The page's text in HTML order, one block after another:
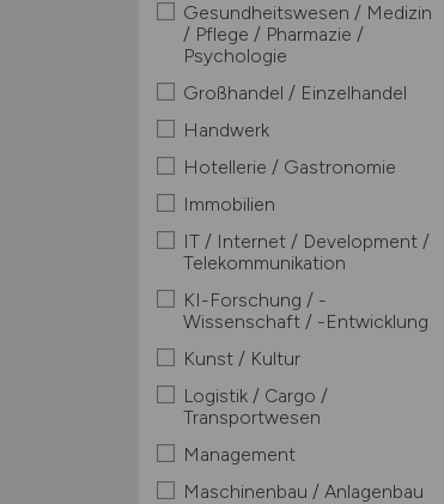
Gesundheitswesen / Medizin
/ Pflege / Pharmazie /
Psychologie
Großhandel / Einzelhandel
Handwerk
Hotellerie / Gastronomie
Immobilien
IT / Internet / Development /
Telekommunikation
KI-Forschung / -
Wissenschaft / -Entwicklung
Kunst / Kultur
Logistik / Cargo /
Transportwesen
Management
Maschinenbau / Anlagenbau